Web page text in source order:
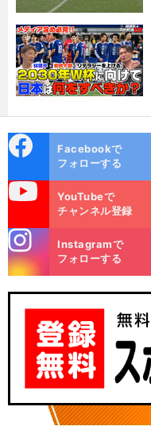
ok
Facebookで
フォローする
YouTubeで
チャンネル登録
m
Instagramで
フォローする